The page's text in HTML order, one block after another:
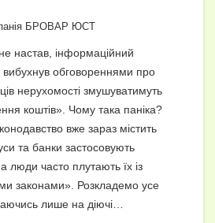
БРОВАР ЮСТ
настав, інформаційний
вибухнув обговореннями про
нерухомості змушуватимуть
коштів». Чому така паніка?
вже зараз містить
та банки застосовують
люди часто плутають їх із
законами». Розкладемо усе
лише на діючі…